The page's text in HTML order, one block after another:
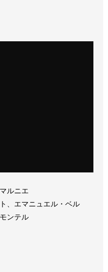
ルニエ
、エマニュエル・ベル
ンテル